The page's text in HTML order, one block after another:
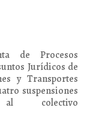
de Procesos
Jurídicos de
y Transportes
suspensiones
al colectivo